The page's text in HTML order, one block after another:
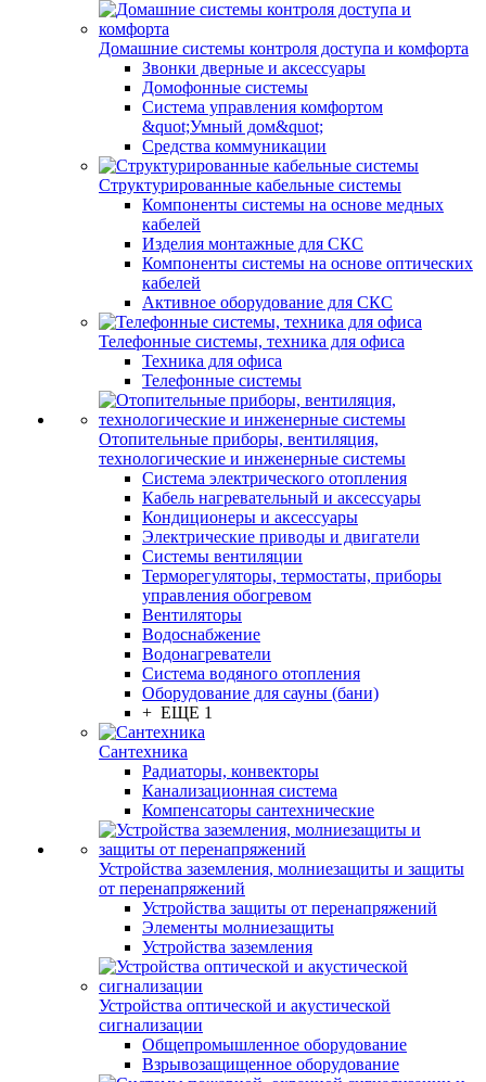
Домашние системы контроля доступа и комфорта
Звонки дверные и аксессуары
Домофонные системы
Система управления комфортом
&quot;Умный дом&quot;
Средства коммуникации
Структурированные кабельные системы
Компоненты системы на основе медных
кабелей
Изделия монтажные для СКС
Компоненты системы на основе оптических
кабелей
Активное оборудование для СКС
Телефонные системы, техника для офиса
Техника для офиса
Телефонные системы
Отопительные приборы, вентиляция,
технологические и инженерные системы
Система электрического отопления
Кабель нагревательный и аксессуары
Кондиционеры и аксессуары
Электрические приводы и двигатели
Системы вентиляции
Терморегуляторы, термостаты, приборы
управления обогревом
Вентиляторы
Водоснабжение
Водонагреватели
Система водяного отопления
Оборудование для сауны (бани)
+ ЕЩЕ 1
Сантехника
Радиаторы, конвекторы
Канализационная система
Компенсаторы сантехнические
Устройства заземления, молниезащиты и защиты
от перенапряжений
Устройства защиты от перенапряжений
Элементы молниезащиты
Устройства заземления
Устройства оптической и акустической
сигнализации
Общепромышленное оборудование
Взрывозащищенное оборудование